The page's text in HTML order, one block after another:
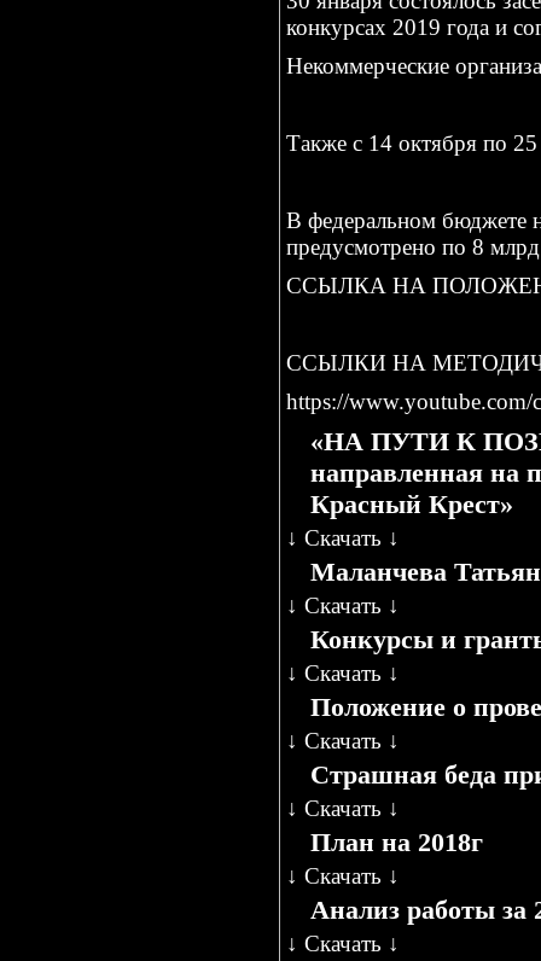
конкурсах 2019 года и
Некоммерческие
Также с 14 октября по
В федеральном бюджете
предусмотрено по 8
ССЫЛКА НА
ССЫЛКИ НА
https://
«НА ПУТИ К
направленная на
Красный Крест»
↓ Скачать ↓
Маланчева
↓ Скачать ↓
Конкурсы и
↓ Скачать ↓
Положение о
↓ Скачать ↓
Страшная беда
↓ Скачать ↓
План на 2018г
↓ Скачать ↓
Анализ работы за
↓ Скачать ↓